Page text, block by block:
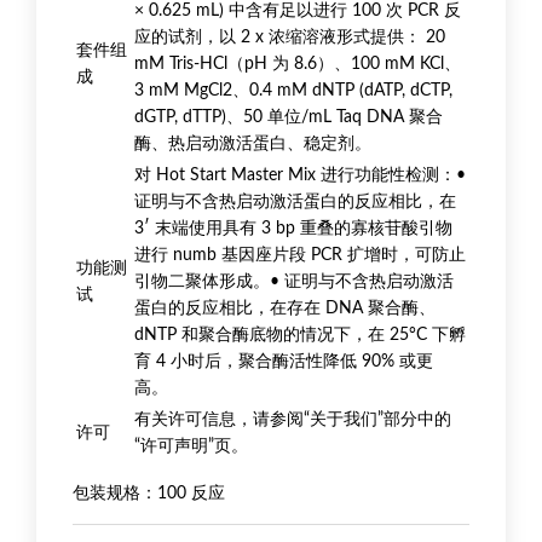
套件组
成
× 0.625 mL) 中含有足以进行 100 次 PCR 反
应的试剂，以 2 x 浓缩溶液形式提供： 20
mM Tris-HCl（pH 为 8.6）、100 mM KCl、
3 mM MgCl2、0.4 mM dNTP (dATP, dCTP,
dGTP, dTTP)、50 单位/mL Taq DNA 聚合
酶、热启动激活蛋白、稳定剂。
功能测
试
对 Hot Start Master Mix 进行功能性检测：•
证明与不含热启动激活蛋白的反应相比，在
3′ 末端使用具有 3 bp 重叠的寡核苷酸引物
进行 numb 基因座片段 PCR 扩增时，可防止
引物二聚体形成。• 证明与不含热启动激活
蛋白的反应相比，在存在 DNA 聚合酶、
dNTP 和聚合酶底物的情况下，在 25°C 下孵
育 4 小时后，聚合酶活性降低 90% 或更
高。
许可
有关许可信息，请参阅“关于我们”部分中的
“许可声明”页。
包装规格：100 反应